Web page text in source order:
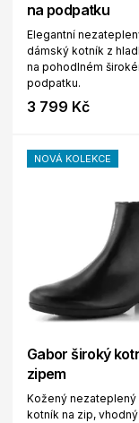
na podpatku
Elegantní
dámský kotník z
na pohodlném
podpatku.
3 799 Kč
NOVÁ KOLEKCE
Gabor široký
zipem
Kožený nezateplený
kotník na zip,